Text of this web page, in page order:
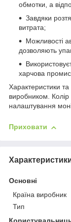
обмотки, а
Завдяки
витрата;
Можливості
дозволяють
харчова
Характеристики та
виробником. Колір
налаштування
Приховати
Основні
Країна виробник
Тип